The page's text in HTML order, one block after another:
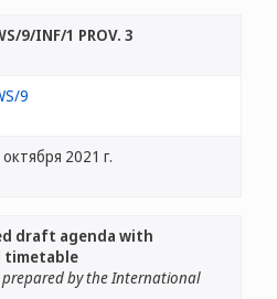
9/INF/1 PROV. 3
9
2021 г.
draft agenda with
timetable
by the International